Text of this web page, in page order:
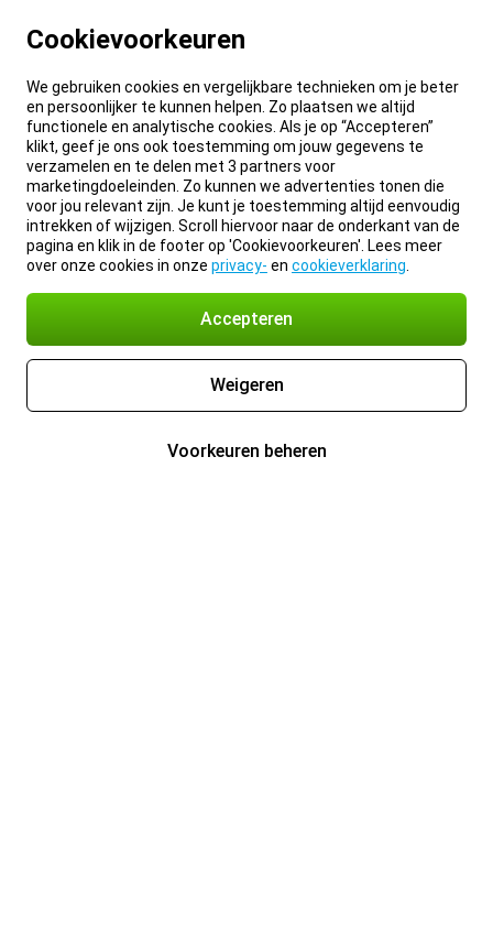
Cookievoorkeuren
We gebruiken cookies en vergelijkbare technieken om je beter
en persoonlijker te kunnen helpen. Zo plaatsen we altijd
functionele en analytische cookies. Als je op “Accepteren”
klikt, geef je ons ook toestemming om jouw gegevens te
verzamelen en te delen met 3 partners voor
marketingdoeleinden. Zo kunnen we advertenties tonen die
voor jou relevant zijn. Je kunt je toestemming altijd eenvoudig
intrekken of wijzigen. Scroll hiervoor naar de onderkant van de
pagina en klik in de footer op 'Cookievoorkeuren'. Lees meer
over onze cookies in onze privacy- en cookieverklaring
Accepteren
Weigeren
Voorkeuren beheren